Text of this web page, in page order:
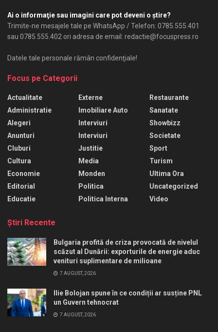
Ai o informaţie sau imagini care pot deveni o ştire?
Trimite-ne mesajele tale pe WhatsApp / Telefon: 0785.555.401
sau 0785.555.402 ori adresa de email: redactie@focuspress.ro
Datele tale personale rămân confidenţiale!
Focus pe Categorii
Actualitate
Administratie
Alegeri
Anunturi
Cluburi
Cultura
Economie
Editorial
Educatie
Externe
Imobiliare Auto
Interviuri
Interviuri
Justitie
Media
Monden
Politica
Politica Interna
Restaurante
Sanatate
Showbizz
Societate
Sport
Turism
Ultima Ora
Uncategorized
Video
Ştiri Recente
Bulgaria profită de criza provocată de nivelul
scăzut al Dunării: exporturile de energie aduc
venituri suplimentare de milioane
7 AUGUST, 2026
Ilie Bolojan spune în ce condiții ar susține PNL
un Guvern tehnocrat
7 AUGUST, 2026